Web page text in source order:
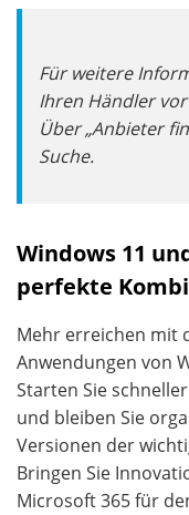
Für weitere
Ihren Händler
Über „Anbieter
Suche.
Windows 11
perfekte
Mehr erreichen mit
Anwendungen von
Starten Sie
und bleiben Sie
Versionen der
Bringen Sie
Microsoft 365 für